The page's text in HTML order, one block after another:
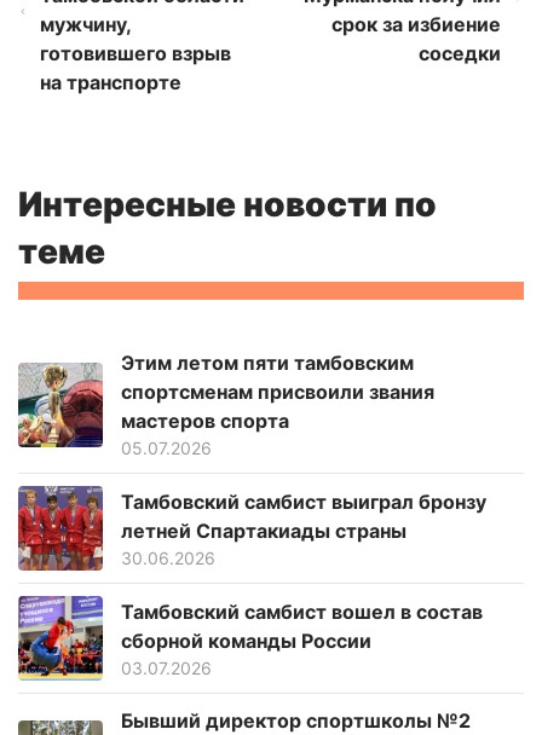
мужчину,
готовившего взрыв
на транспорте
срок за избиение
соседки
Интересные новости по
теме
Этим летом пяти тамбовским
спортсменам присвоили звания
мастеров спорта
05.07.2026
Тамбовский самбист выиграл бронзу
летней Спартакиады страны
30.06.2026
Тамбовский самбист вошел в состав
сборной команды России
03.07.2026
Бывший директор спортшколы №2